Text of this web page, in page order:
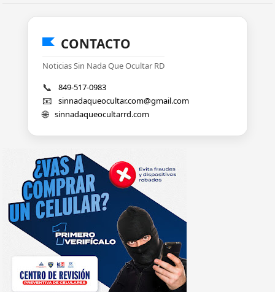
CONTACTO
Noticias Sin Nada Que Ocultar RD
📞 849-517-0983
📧 sinnadaqueocultar.com@gmail.com
🌐 sinnadaqueocultarrd.com